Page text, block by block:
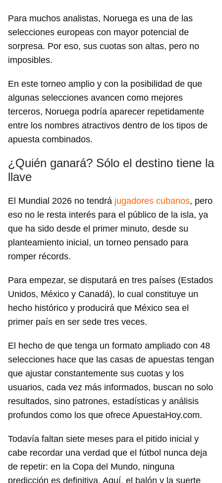
Para muchos analistas, Noruega es una de las
selecciones europeas con mayor potencial de
sorpresa. Por eso, sus cuotas son altas, pero no
imposibles.
En este torneo amplio y con la posibilidad de que
algunas selecciones avancen como mejores
terceros, Noruega podría aparecer repetidamente
entre los nombres atractivos dentro de los tipos de
apuesta combinados.
¿Quién ganará? Sólo el destino tiene la
llave
El Mundial 2026 no tendrá jugadores cubanos, pero
eso no le resta interés para el público de la isla, ya
que ha sido desde el primer minuto, desde su
planteamiento inicial, un torneo pensado para
romper récords.
Para empezar, se disputará en tres países (Estados
Unidos, México y Canadá), lo cual constituye un
hecho histórico y producirá que México sea el
primer país en ser sede tres veces.
El hecho de que tenga un formato ampliado con 48
selecciones hace que las casas de apuestas tengan
que ajustar constantemente sus cuotas y los
usuarios, cada vez más informados, buscan no solo
resultados, sino patrones, estadísticas y análisis
profundos como los que ofrece ApuestaHoy.com.
Todavía faltan siete meses para el pitido inicial y
cabe recordar una verdad que el fútbol nunca deja
de repetir: en la Copa del Mundo, ninguna
predicción es definitiva. Aquí, el balón y la suerte